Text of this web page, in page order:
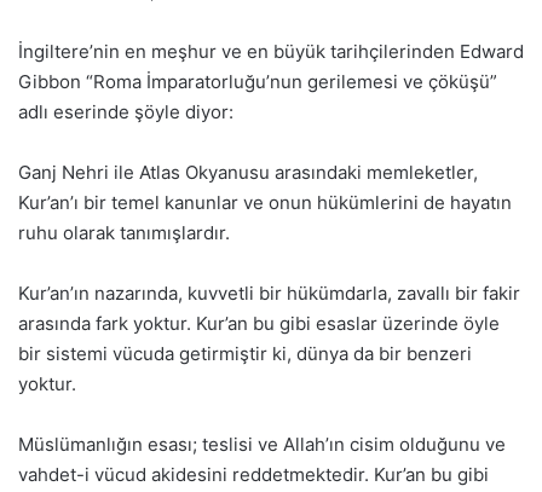
İngiltere’nin en meşhur ve en büyük tarihçilerinden Edward
Gibbon “Roma İmparatorluğu’nun gerilemesi ve çöküşü”
adlı eserinde şöyle diyor:
Ganj Nehri ile Atlas Okyanusu arasındaki memleketler,
Kur’an’ı bir temel kanunlar ve onun hükümlerini de hayatın
ruhu olarak tanımışlardır.
Kur’an’ın nazarında, kuvvetli bir hükümdarla, zavallı bir fakir
arasında fark yoktur. Kur’an bu gibi esaslar üzerinde öyle
bir sistemi vücuda getirmiştir ki, dünya da bir benzeri
yoktur.
Müslümanlığın esası; teslisi ve Allah’ın cisim olduğunu ve
vahdet-i vücud akidesini reddetmektedir. Kur’an bu gibi